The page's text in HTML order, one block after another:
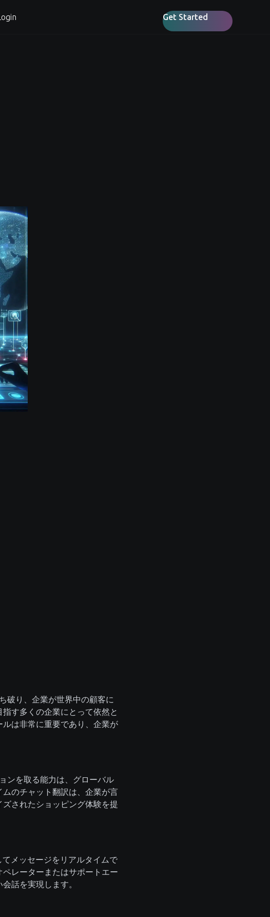
Get Started
破り、企業が世界中の顧客に
す多くの企業にとって依然と
は非常に重要であり、企業が
ンを取る能力は、グローバル
のチャット翻訳は、企業が言
されたショッピング体験を提
メッセージをリアルタイムで
レーターまたはサポートエー
話を実現します。